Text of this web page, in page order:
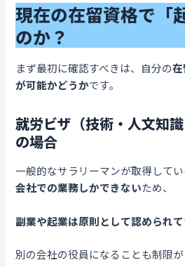
現在の在留資格で「
のか？
まず最初に確認すべきは、自分の
が可能かどうかです。
就労ビザ（技術・人文知識
の場合
一般的なサラリーマンが取得してい
会社での業務しかできないため、
副業や起業は原則として認められ
別の会社の役員になることも制限が